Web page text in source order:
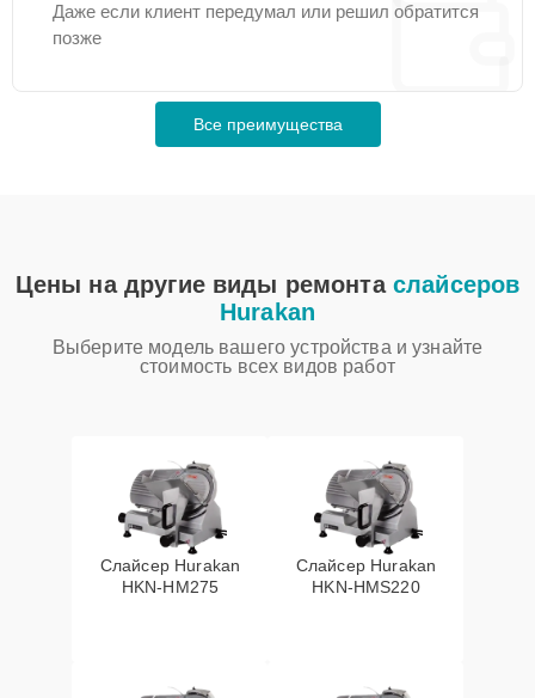
Даже если клиент передумал или решил обратится
позже
Все преимущества
Цены на другие виды ремонта слайсеров
Hurakan
Выберите модель вашего устройства и узнайте
стоимость всех видов работ
Слайсер Hurakan
HKN-HM275
Слайсер Hurakan
HKN-HMS220